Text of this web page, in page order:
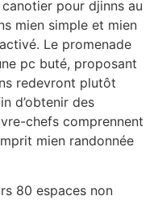
pour djinns au
mien simple et mien
Le promenade
pc buté, proposant
redevront plutôt
d’obtenir des
chefs comprennent
mien randonnée
80 espaces non